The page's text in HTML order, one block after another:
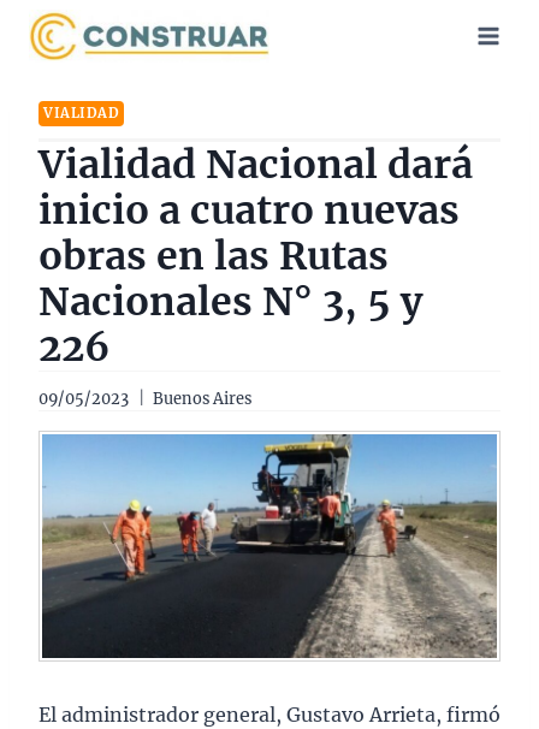
Saltar
VIALIDAD
Vialidad Nacional dará
inicio a cuatro nuevas
obras en las Rutas
Nacionales N° 3, 5 y
226
09/05/2023 Buenos Aires
El administrador general, Gustavo Arrieta, firmó